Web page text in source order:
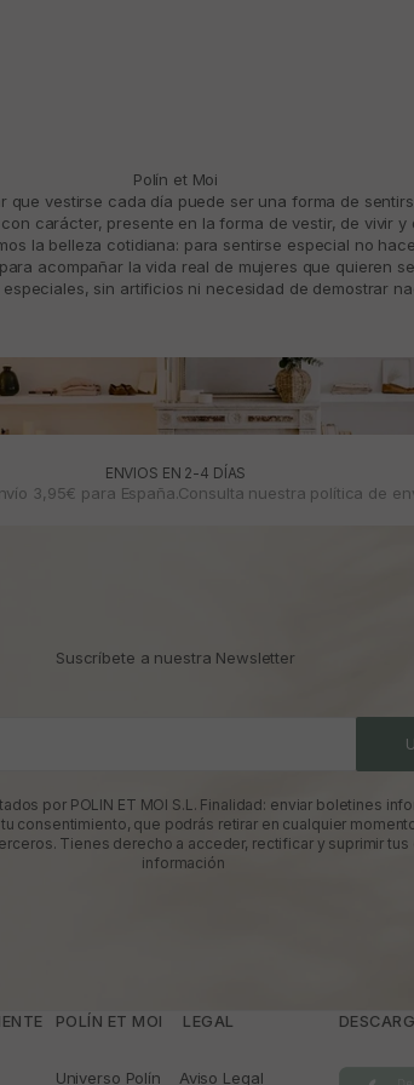
Polín et Moi
que vestirse cada día puede ser una forma de
carácter, presente en la forma de vestir, de vivir
la belleza cotidiana: para sentirse especial no
acompañar la vida real de mujeres que quieren
especiales, sin artificios ni necesidad de demostrar
ENVIOS EN 2-4 DÍAS
3,95€ para España.Consulta nuestra política de
Suscríbete a nuestra Newsletter
por POLIN ET MOI S.L. Finalidad: enviar boletines
consentimiento, que podrás retirar en cualquier
Tienes derecho a acceder, rectificar y suprimir tus
información
POLÍN ET MOI
Universo Polín
­ LEGAL
Aviso Legal